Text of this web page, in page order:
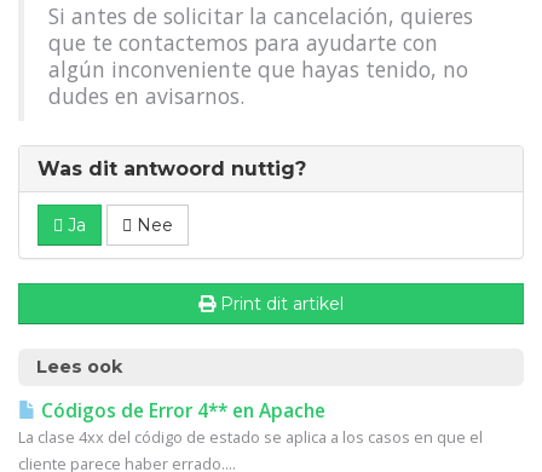
Si antes de solicitar la cancelación, quieres
que te contactemos para ayudarte con
algún inconveniente que hayas tenido, no
dudes en avisarnos.
Was dit antwoord nuttig?
Ja Nee
Print dit artikel
Lees ook
Códigos de Error 4** en Apache
La clase 4xx del código de estado se aplica a los casos en que el
cliente parece haber errado....